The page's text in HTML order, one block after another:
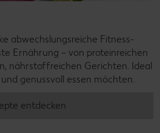
abwechslungsreiche Fitness-
Ernährung – von proteinreichen
nährstoffreichen Gerichten. Ideal
genussvoll essen möchten.
entdecken